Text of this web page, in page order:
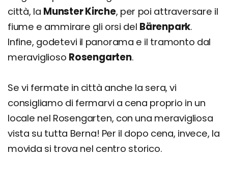
città, la Munster Kirche, per poi attraversare il
fiume e ammirare gli orsi del Bärenpark.
Infine, godetevi il panorama e il tramonto dal
meraviglioso Rosengarten.
Se vi fermate in città anche la sera, vi
consigliamo di fermarvi a cena proprio in un
locale nel Rosengarten, con una meravigliosa
vista su tutta Berna! Per il dopo cena, invece, la
movida si trova nel centro storico.